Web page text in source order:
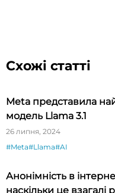
Схожі статті
Meta представила
модель Llama 3.1
26 липня, 2024
#Meta#Llama#AI
Анонімність в
наскільки це взагалі